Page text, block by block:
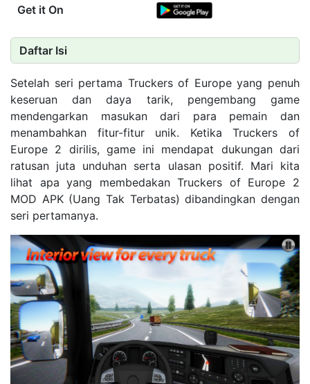
Get it On
Daftar Isi
Setelah seri pertama Truckers of Europe yang penuh
keseruan dan daya tarik, pengembang game
mendengarkan masukan dari para pemain dan
menambahkan fitur-fitur unik. Ketika Truckers of
Europe 2 dirilis, game ini mendapat dukungan dari
ratusan juta unduhan serta ulasan positif. Mari kita
lihat apa yang membedakan Truckers of Europe 2
MOD APK (Uang Tak Terbatas) dibandingkan dengan
seri pertamanya.